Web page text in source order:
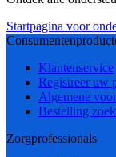
Startpagina voor
Klantenservice
Registreer uw
Algemene
Bestelling
Zorgprofessionals